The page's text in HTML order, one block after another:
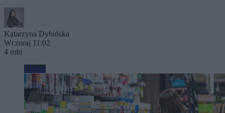
Katarzyna Dybińska
Wczoraj 11:02
4 min
Biznes